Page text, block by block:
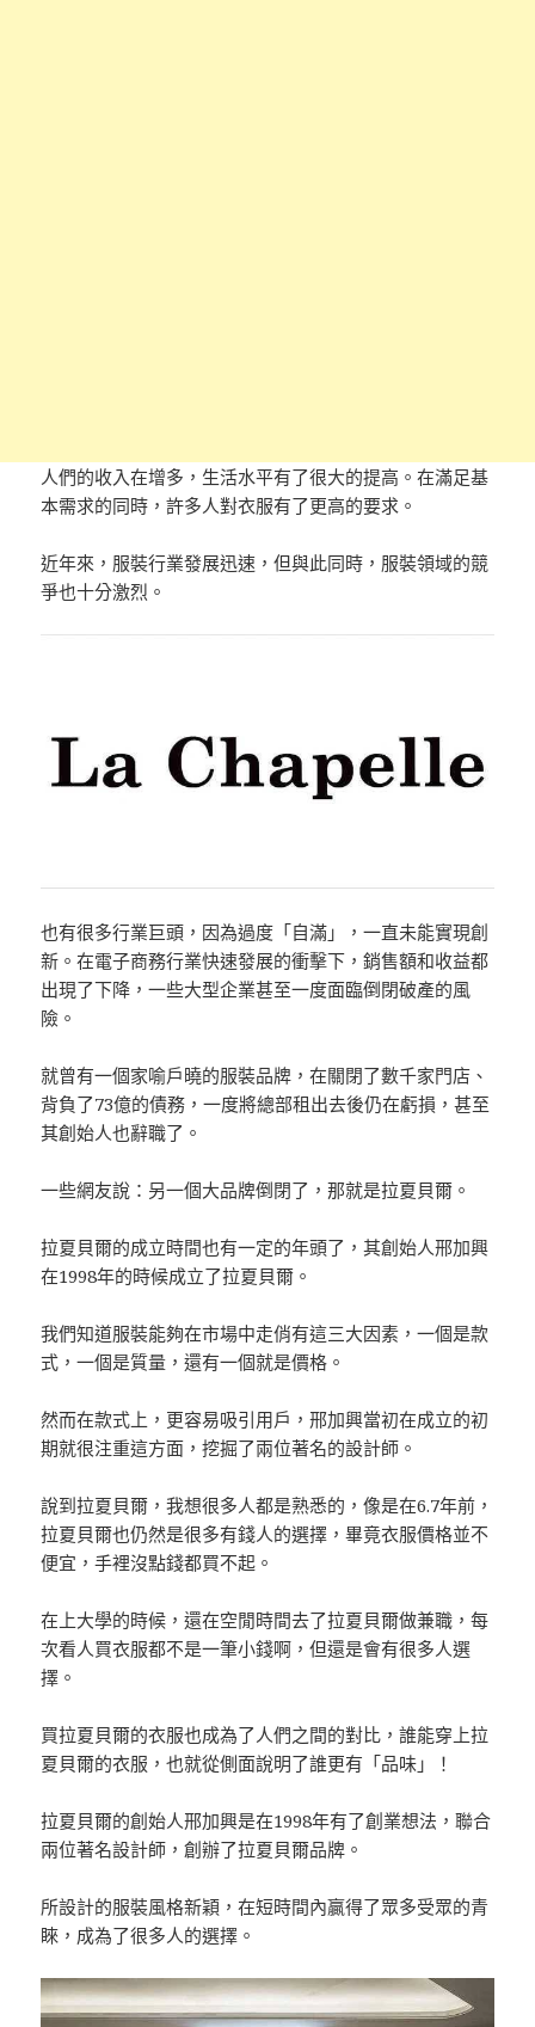
人們的收入在增多，生活水平有了很大的提高。在滿足基
本需求的同時，許多人對衣服有了更高的要求。
近年來，服裝行業發展迅速，但與此同時，服裝領域的競
爭也十分激烈。
也有很多行業巨頭，因為過度「自滿」，一直未能實現創
新。在電子商務行業快速發展的衝擊下，銷售額和收益都
出現了下降，一些大型企業甚至一度面臨倒閉破產的風
險。
就曾有一個家喻戶曉的服裝品牌，在關閉了數千家門店、
背負了73億的債務，一度將總部租出去後仍在虧損，甚至
其創始人也辭職了。
一些網友說：另一個大品牌倒閉了，那就是拉夏貝爾。
拉夏貝爾的成立時間也有一定的年頭了，其創始人邢加興
在1998年的時候成立了拉夏貝爾。
我們知道服裝能夠在市場中走俏有這三大因素，一個是款
式，一個是質量，還有一個就是價格。
然而在款式上，更容易吸引用戶，邢加興當初在成立的初
期就很注重這方面，挖掘了兩位著名的設計師。
說到拉夏貝爾，我想很多人都是熟悉的，像是在6.7年前，
拉夏貝爾也仍然是很多有錢人的選擇，畢竟衣服價格並不
便宜，手裡沒點錢都買不起。
在上大學的時候，還在空閒時間去了拉夏貝爾做兼職，每
次看人買衣服都不是一筆小錢啊，但還是會有很多人選
擇。
買拉夏貝爾的衣服也成為了人們之間的對比，誰能穿上拉
夏貝爾的衣服，也就從側面說明了誰更有「品味」！
拉夏貝爾的創始人邢加興是在1998年有了創業想法，聯合
兩位著名設計師，創辦了拉夏貝爾品牌。
所設計的服裝風格新穎，在短時間內贏得了眾多受眾的青
睞，成為了很多人的選擇。